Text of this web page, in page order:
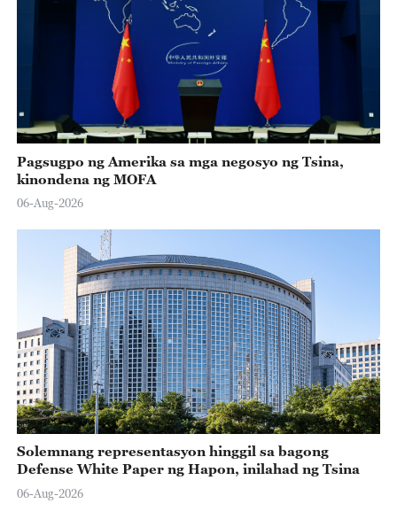
Pagsugpo ng Amerika sa mga negosyo ng Tsina,
kinondena ng MOFA
06-Aug-2026
Solemnang representasyon hinggil sa bagong
Defense White Paper ng Hapon, inilahad ng Tsina
06-Aug-2026